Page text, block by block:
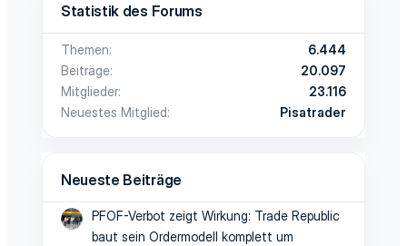
Statistik des Forums
Themen
6.444
Beiträge
20.097
Mitglieder
23.116
Neuestes Mitglied
Pisatrader
Neueste Beiträge
PFOF-Verbot zeigt Wirkung: Trade Republic
baut sein Ordermodell komplett um